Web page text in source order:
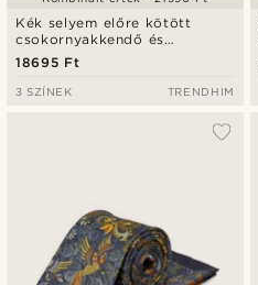
Kék selyem előre kötött
csokornyakkendő és
díszzsebkendő szett
18695 Ft
3 SZÍNEK TRENDHIM